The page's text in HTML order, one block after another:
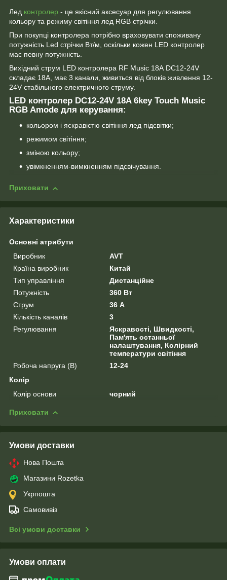
Лед контролер - це якісний аксесуар для регулювання
кольору та режиму світіння лед RGB стрічки.
При покупці контролера потрібно враховувати споживану
потужність Led стрічки Вт/м, оскільки кожен LED контролер
має певну потужність.
Вихідний струм LED контролера RF Music 18А DC12-24V
складає 18А, має 3 канали, живиться від блоків живлення 12-
24V стабільного електричного струму.
LED контролер DC12-24V 18A 6key Touch Music
RGB Amode для керування:
кольором і яскравістю світіння лед підсвітки;
режимом світіння;
зміною кольору;
увімкненням-вимкненням підсвічування.
Приховати
Характеристики
Основні атрибути
Виробник
AVT
Країна виробник
Китай
Тип управління
Дистанційне
Потужність
360 Вт
Струм
36 А
Кількість каналів
3
Регулювання
Яскравості, Швидкості,
Пам'ять останньої
налаштування, Колірний
температури світіння
Робоча напруга (В)
12-24
Колір
Колір основи
чорний
Приховати
Умови доставки
Нова Пошта
Магазини Rozetka
Укрпошта
Самовивіз
Всі умови доставки
Умови оплати